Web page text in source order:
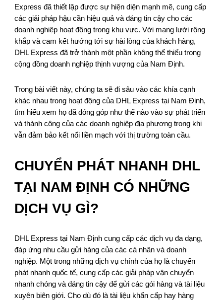
Express đã thiết lập được sự hiện diện mạnh mẽ, cung cấp
các giải pháp hậu cần hiệu quả và đáng tin cậy cho các
doanh nghiệp hoạt động trong khu vực. Với mạng lưới rộng
khắp và cam kết hướng tới sự hài lòng của khách hàng,
DHL Express đã trở thành một phần không thể thiếu trong
cộng đồng doanh nghiệp thịnh vượng của Nam Định.
Trong bài viết này, chúng ta sẽ đi sâu vào các khía cạnh
khác nhau trong hoạt động của DHL Express tại Nam Định,
tìm hiểu xem họ đã đóng góp như thế nào vào sự phát triển
và thành công của các doanh nghiệp địa phương trong khi
vẫn đảm bảo kết nối liền mạch với thị trường toàn cầu.
CHUYỂN PHÁT NHANH DHL
TẠI NAM ĐỊNH CÓ NHỮNG
DỊCH VỤ GÌ?
DHL Express tại Nam Định cung cấp các dịch vụ đa dạng,
đáp ứng nhu cầu gửi hàng của các cá nhân và doanh
nghiệp. Một trong những dịch vụ chính của họ là chuyển
phát nhanh quốc tế, cung cấp các giải pháp vận chuyển
nhanh chóng và đáng tin cậy để gửi các gói hàng và tài liệu
xuyên biên giới. Cho dù đó là tài liệu khẩn cấp hay hàng